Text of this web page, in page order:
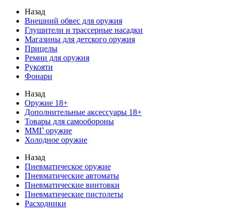
Назад
Внешний обвес для оружия
Глушители и трассерные насадки
Магазины для детского оружия
Прицелы
Ремни для оружия
Рукояти
Фонари
Назад
Оружие 18+
Дополнительные аксессуары 18+
Товары для самообороны
ММГ оружие
Холодное оружие
Назад
Пневматическое оружие
Пневматические автоматы
Пневматические винтовки
Пневматические пистолеты
Расходники